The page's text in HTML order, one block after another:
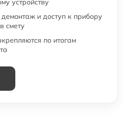
устройству
демонтаж и доступ к прибору
смету
по итогам